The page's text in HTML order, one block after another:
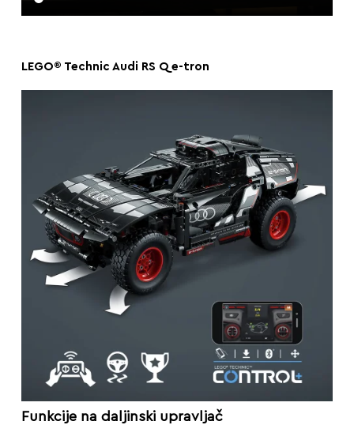
LEGO® Technic Audi RS Q e-tron
Funkcije na daljinski upravljač